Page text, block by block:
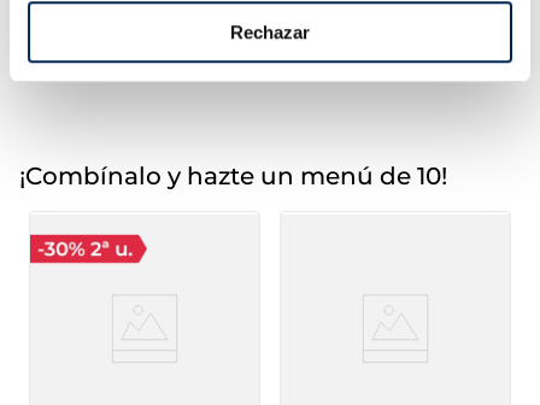
Rechazar
¡Combínalo y hazte un menú de 10!